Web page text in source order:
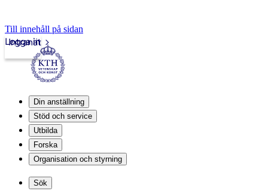
Till innehåll på sidan
Intranät
Logga in
Din anställning
Stöd och service
Utbilda
Forska
Organisation och styrning
Sök